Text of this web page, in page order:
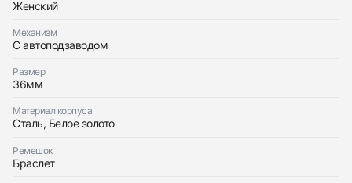
Женский
Механизм
С автоподзаводом
Размер
36мм
Материал корпуса
Сталь, Белое золото
Ремешок
Браслет
Заказать эти часы
Оставьте ваши контактные данные и мы свяжемся
Rolex
Datejust 36Mm Steel & White Gold Black Dial
НовыеКоробка + Документы
Трейд-ин часов
с вами
Новые
$15,250